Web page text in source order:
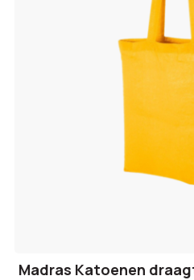
Madras Katoenen